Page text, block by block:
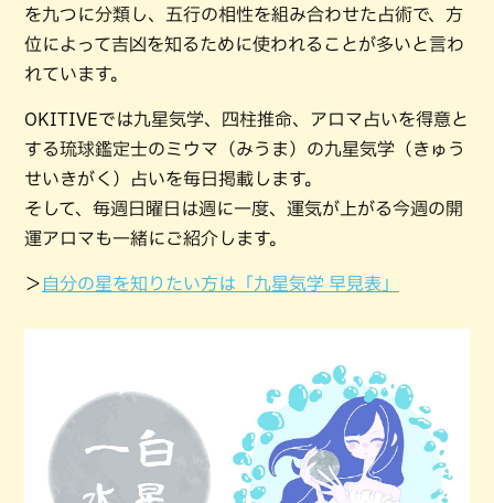
を九つに分類し、五行の相性を組み合わせた占術で、方
位によって吉凶を知るために使われることが多いと言わ
れています。
OKITIVEでは九星気学、四柱推命、アロマ占いを得意と
する琉球鑑定士のミウマ（みうま）の九星気学（きゅう
せいきがく）占いを毎日掲載します。
そして、毎週日曜日は週に一度、運気が上がる今週の開
運アロマも一緒にご紹介します。
＞ 自分の星を知りたい方は「九星気学 早見表」